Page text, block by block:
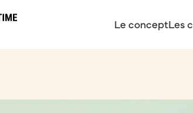
Le conceptLes